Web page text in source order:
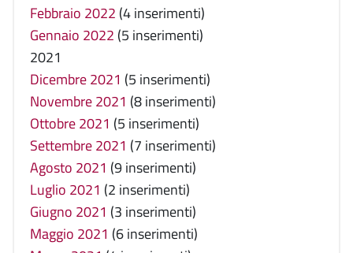
Febbraio 2022 (4 inserimenti)
Gennaio 2022 (5 inserimenti)
2021
Dicembre 2021 (5 inserimenti)
Novembre 2021 (8 inserimenti)
Ottobre 2021 (5 inserimenti)
Settembre 2021 (7 inserimenti)
Agosto 2021 (9 inserimenti)
Luglio 2021 (2 inserimenti)
Giugno 2021 (3 inserimenti)
Maggio 2021 (6 inserimenti)